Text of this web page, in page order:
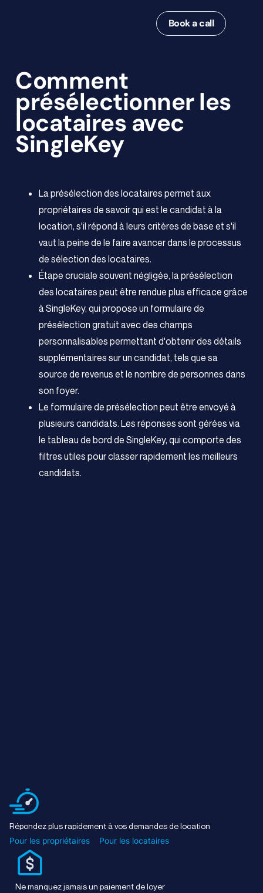
Book a call
Comment
présélectionner les
locataires avec
SingleKey
La présélection des locataires permet aux
propriétaires de savoir qui est le candidat à la
location, s'il répond à leurs critères de base et s'il
vaut la peine de le faire avancer dans le processus
de sélection des locataires.
Étape cruciale souvent négligée, la présélection
des locataires peut être rendue plus efficace grâce
à SingleKey, qui propose un formulaire de
présélection gratuit avec des champs
personnalisables permettant d'obtenir des détails
supplémentaires sur un candidat, tels que sa
source de revenus et le nombre de personnes dans
son foyer.
Le formulaire de présélection peut être envoyé à
plusieurs candidats. Les réponses sont gérées via
le tableau de bord de SingleKey, qui comporte des
filtres utiles pour classer rapidement les meilleurs
candidats.
Répondez plus rapidement à vos demandes de location
Pour les propriétaires
Pour les locataires
Ne manquez jamais un paiement de loyer